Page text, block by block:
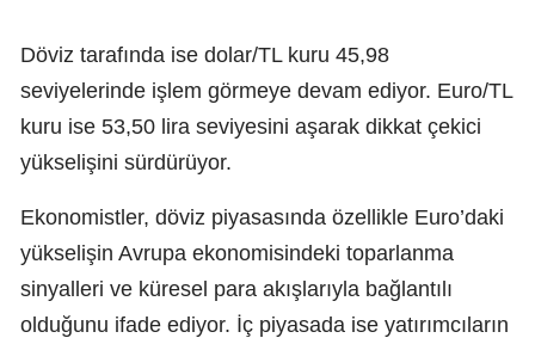
Döviz tarafında ise dolar/TL kuru 45,98
seviyelerinde işlem görmeye devam ediyor. Euro/TL
kuru ise 53,50 lira seviyesini aşarak dikkat çekici
yükselişini sürdürüyor.
Ekonomistler, döviz piyasasında özellikle Euro’daki
yükselişin Avrupa ekonomisindeki toparlanma
sinyalleri ve küresel para akışlarıyla bağlantılı
olduğunu ifade ediyor. İç piyasada ise yatırımcıların